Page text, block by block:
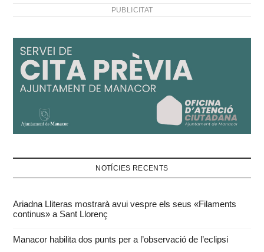
PUBLICITAT
NOTÍCIES RECENTS
Ariadna Lliteras mostrarà avui vespre els seus «Filaments
continus» a Sant Llorenç
Manacor habilita dos punts per a l’observació de l’eclipsi